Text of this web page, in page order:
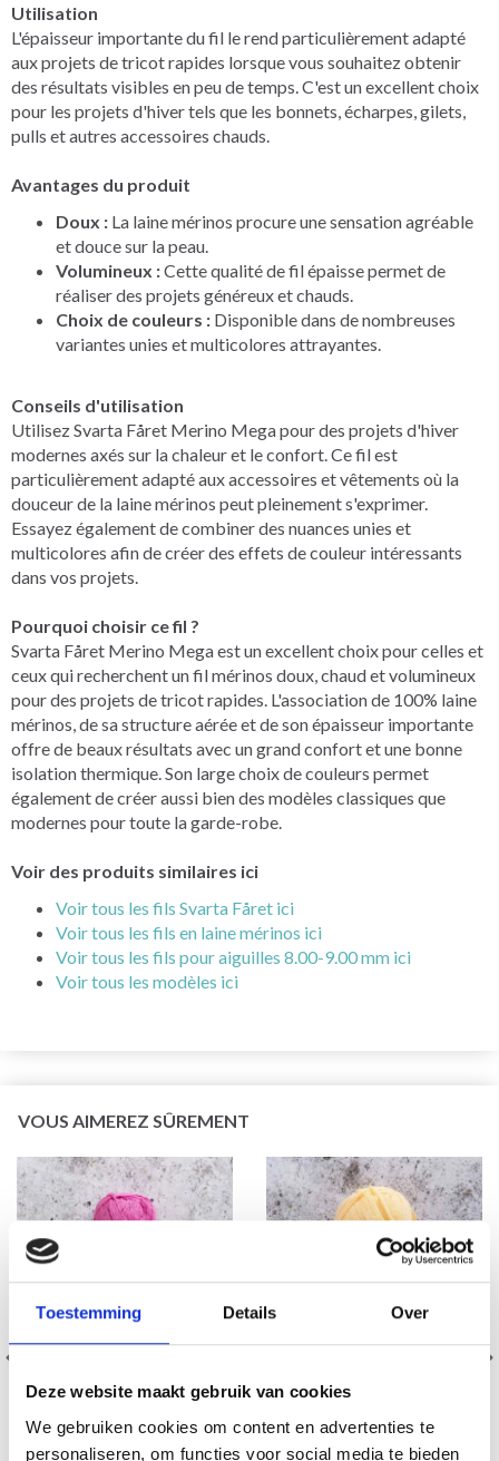
Toestemming Details Over
Deze website maakt gebruik van cookies
We gebruiken cookies om content en advertenties te
personaliseren, om functies voor social media te bieden
Utilisation
L'épaisseur importante du fil le rend particulièrement adapté
aux projets de tricot rapides lorsque vous souhaitez obtenir
des résultats visibles en peu de temps. C'est un excellent choix
pour les projets d'hiver tels que les bonnets, écharpes, gilets,
pulls et autres accessoires chauds.
Avantages du produit
Doux : La laine mérinos procure une sensation agréable
et douce sur la peau.
Volumineux :Cette qualité de fil épaisse permet de
réaliser des projets généreux et chauds.
Choix de couleurs : Disponible dans de nombreuses
variantes unies et multicolores attrayantes.
Conseils d'utilisation
Utilisez Svarta Fåret Merino Mega pour des projets d'hiver
modernes axés sur la chaleur et le confort. Ce fil est
particulièrement adapté aux accessoires et vêtements où la
douceur de la laine mérinos peut pleinement s'exprimer.
Essayez également de combiner des nuances unies et
multicolores afin de créer des effets de couleur intéressants
dans vos projets.
Pourquoi choisir ce fil ?
Svarta Fåret Merino Mega est un excellent choix pour celles et
ceux qui recherchent un fil mérinos doux, chaud et volumineux
pour des projets de tricot rapides. L'association de 100% laine
mérinos, de sa structure aérée et de son épaisseur importante
offre de beaux résultats avec un grand confort et une bonne
isolation thermique. Son large choix de couleurs permet
également de créer aussi bien des modèles classiques que
modernes pour toute la garde-robe.
Voir des produits similaires ici
Voir tous les fils Svarta Fåret ici
Voir tous les fils en laine mérinos ici
Voir tous les fils pour aiguilles 8.00-9.00 mm ici
Voir tous les modèles ici
VOUS AIMEREZ SÛREMENT
SVARTA FÅRET CECILIA SVARTA FÅRET FREJA